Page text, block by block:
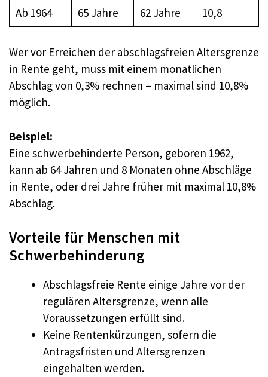
Ab 1964 65 Jahre 62 Jahre 10,8
Wer vor Erreichen der abschlagsfreien Altersgrenze
in Rente geht, muss mit einem monatlichen
Abschlag von 0,3% rechnen – maximal sind 10,8%
möglich.
Beispiel:
Eine schwerbehinderte Person, geboren 1962,
kann ab 64 Jahren und 8 Monaten ohne Abschläge
in Rente, oder drei Jahre früher mit maximal 10,8%
Abschlag.
Vorteile für Menschen mit
Schwerbehinderung
Abschlagsfreie Rente einige Jahre vor der
regulären Altersgrenze, wenn alle
Voraussetzungen erfüllt sind.
Keine Rentenkürzungen, sofern die
Antragsfristen und Altersgrenzen
eingehalten werden.